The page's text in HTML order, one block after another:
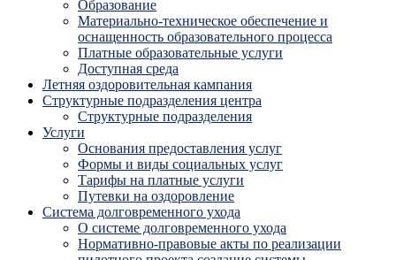
Образование
Материально-техническое обеспечение и
оснащенность образовательного процесса
Платные образовательные услуги
Доступная среда
Летняя оздоровительная кампания
Структурные подразделения центра
Структурные подразделения
Услуги
Основания предоставления услуг
Формы и виды социальных услуг
Тарифы на платные услуги
Путевки на оздоровление
Система долговременного ухода
О системе долговременного ухода
Нормативно-правовые акты по реализации